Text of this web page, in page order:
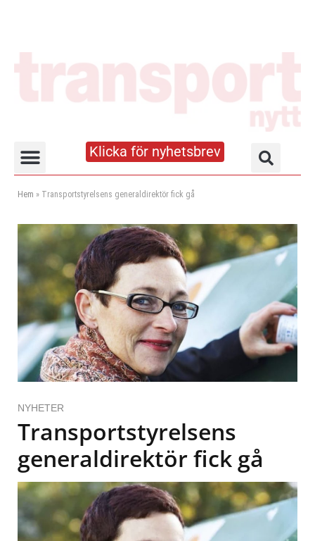
Klicka för nyhetsbrev
Hem » Transportstyrelsens generaldirektör fick gå
NYHETER
Transportstyrelsens
generaldirektör fick gå